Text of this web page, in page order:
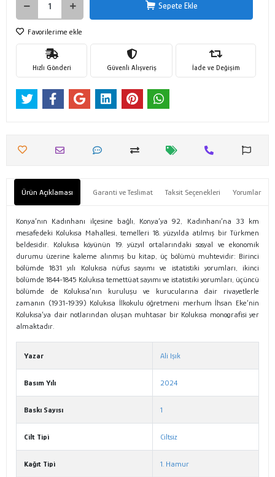
Sepete Ekle
Favorilerime ekle
Hızlı Gönderi Güvenli Alışveriş İade ve Değişim
Ürün Açıklaması Garanti ve Teslimat Taksit Seçenekleri Yorumlar
Konya’nın Kadınhanı ilçesine bağlı, Konya’ya 92, Kadınhanı’na 33 km
mesafedeki Kolukısa Mahallesi, temelleri 18. yüzyılda atılmış bir Türkmen
beldesidir. Kolukısa köyünün 19. yüzyıl ortalarındaki sosyal ve ekonomik
durumu üzerine kaleme alınmış bu kitap, üç bölümü muhtevidir: Birinci
bölümde 1831 yılı Kolukısa nüfus sayımı ve istatistiki yorumları, ikinci
bölümde 1844-1845 Kolukısa temettüat sayımı ve istatistiki yorumları, üçüncü
bölümde de Kolukısa’nın kuruluşu ve kurucularına dair rivayetlerle
zamanın (1931-1939) Kolukısa İlkokulu öğretmeni merhum İhsan Eke’nin
Kolukısa’ya dair notlarından oluşan muhtasar bir Kolukısa monografisi yer
almaktadır.
Yazar Ali Işık
Basım Yılı 2024
Baskı Sayısı 1
Cilt Tipi Ciltsiz
Kağıt Tipi 1. Hamur